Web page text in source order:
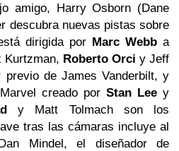
amigo, Harry Osborn (Dane
descubra nuevas pistas sobre
dirigida por Marc Webb a
Kurtzman, Roberto Orci y Jeff
previo de James Vanderbilt, y
creado por Stan Leey
y Matt Tolmach son los
tras las cámaras incluye al
Mindel, el diseñador de